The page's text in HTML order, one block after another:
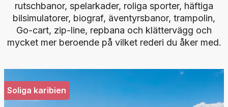
rutschbanor, spelarkader, roliga sporter, häftiga
bilsimulatorer, biograf, äventyrsbanor, trampolin,
Go-cart, zip-line, repbana och klättervägg och
mycket mer beroende på vilket rederi du åker med.
Soliga karibien